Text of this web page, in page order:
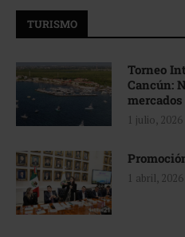
TURISMO
Torneo
Cancún:
mercados
1 julio, 2026
1 abril, 2026